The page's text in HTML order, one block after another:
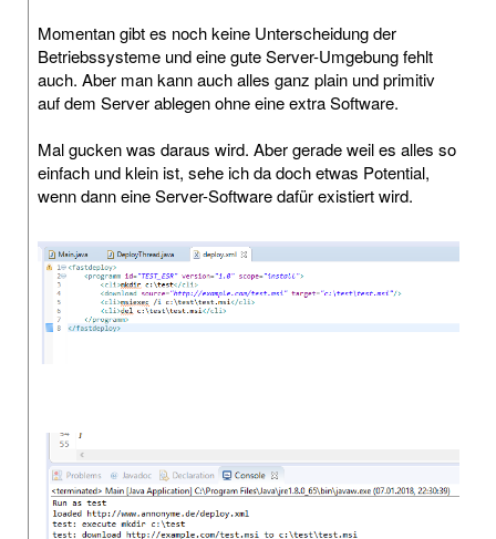
Momentan gibt es noch keine Unterscheidung der
Betriebssysteme und eine gute Server-Umgebung fehlt
auch. Aber man kann auch alles ganz plain und primitiv
auf dem Server ablegen ohne eine extra Software.
Mal gucken was daraus wird. Aber gerade weil es alles so
einfach und klein ist, sehe ich da doch etwas Potential,
wenn dann eine Server-Software dafür existiert wird.